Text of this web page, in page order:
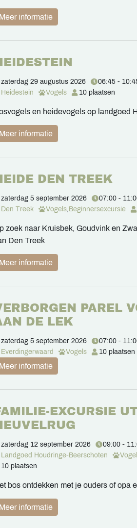
Meer informatie
zaterdag 29 augustus 2026 06:45 -
Heidestein
Vogels 10 plaatsen
en heidevogels op landgoed
Meer informatie
DEN TREEK
zaterdag 5 september 2026 07:00 -
Den Treek
Vogels, Beginnersexcursie
zoek naar Kruisbek, Goudvink en
Den Treek
Meer informatie
PAREL
DE LEK
zaterdag 5 september 2026 07:00 -
Everdingerwaard
Vogels 10 plaatsen
Meer informatie
EXCURSIE
zaterdag 12 september 2026 09:00 -
Landgoed Houdringe-Beerschoten
10 plaatsen
bos ontdekken met je ouders of opa
Meer informatie